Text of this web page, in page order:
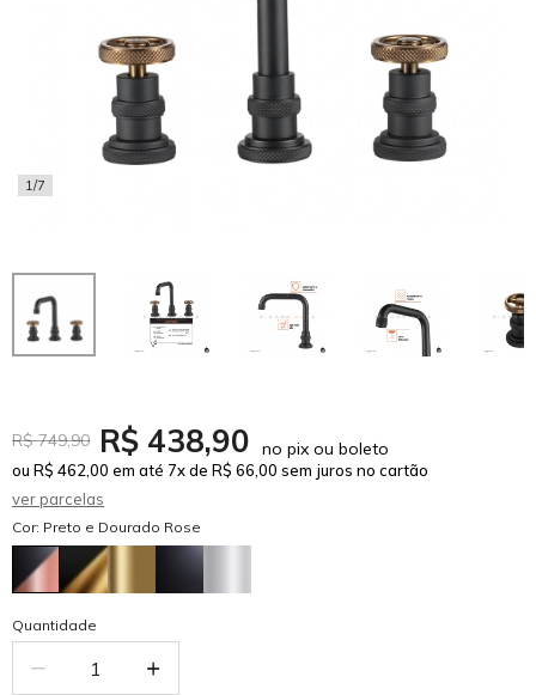
1/7
R$ 749,90 R$ 438,90 no pix ou boleto
ou R$ 462,00 em até 7x de R$ 66,00 sem juros no cartão
ver parcelas
Cor: Preto e Dourado Rose
Quantidade